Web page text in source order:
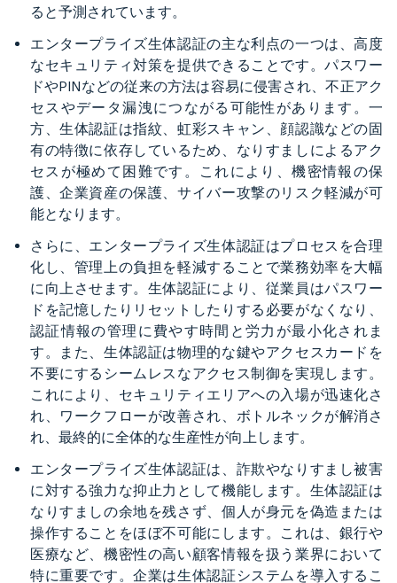
ると予測されています。
エンタープライズ生体認証の主な利点の一つは、高度
なセキュリティ対策を提供できることです。パスワー
ドやPINなどの従来の方法は容易に侵害され、不正アク
セスやデータ漏洩につながる可能性があります。一
方、生体認証は指紋、虹彩スキャン、顔認識などの固
有の特徴に依存しているため、なりすましによるアク
セスが極めて困難です。これにより、機密情報の保
護、企業資産の保護、サイバー攻撃のリスク軽減が可
能となります。
さらに、エンタープライズ生体認証はプロセスを合理
化し、管理上の負担を軽減することで業務効率を大幅
に向上させます。生体認証により、従業員はパスワー
ドを記憶したりリセットしたりする必要がなくなり、
認証情報の管理に費やす時間と労力が最小化されま
す。また、生体認証は物理的な鍵やアクセスカードを
不要にするシームレスなアクセス制御を実現します。
これにより、セキュリティエリアへの入場が迅速化さ
れ、ワークフローが改善され、ボトルネックが解消さ
れ、最終的に全体的な生産性が向上します。
エンタープライズ生体認証は、詐欺やなりすまし被害
に対する強力な抑止力として機能します。生体認証は
なりすましの余地を残さず、個人が身元を偽造または
操作することをほぼ不可能にします。これは、銀行や
医療など、機密性の高い顧客情報を扱う業界において
特に重要です。企業は生体認証システムを導入するこ